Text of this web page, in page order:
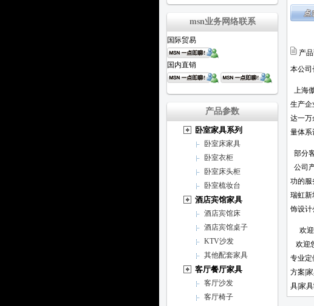
msn业务网络联系
国际贸易
国内直销
产品参数
卧室家具系列
卧室床家具
卧室衣柜
卧室床头柜
卧室梳妆台
酒店宾馆家具
酒店宾馆床
酒店宾馆桌子
KTV沙发
其他配套家具
客厅餐厅家具
客厅沙发
客厅椅子
产品
本公司
上海
生产企
达一万
量体系
部分
公司
功的服
瑞虹新
饰设
欢迎
欢迎
专业定
方案|
具|家